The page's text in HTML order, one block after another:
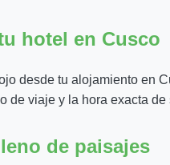
hotel en Cusco
desde tu alojamiento en
de viaje y la hora exacta de
de paisajes